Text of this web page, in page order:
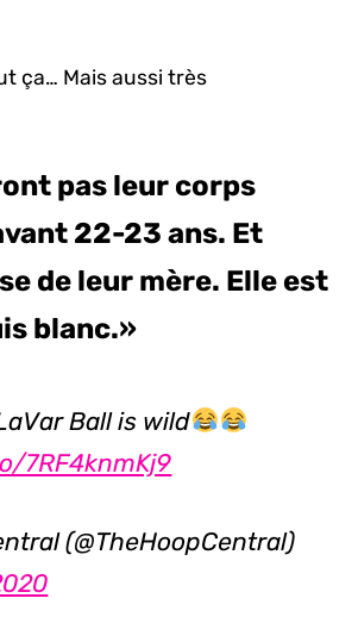
ça… Mais aussi très
pas leur corps
22-23 ans. Et
de leur mère. Elle est
blanc.»
Ball is wild
7RF4knmKj9
(@TheHoopCentral)